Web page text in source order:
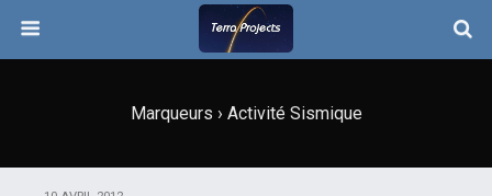
Marqueurs › Activité Sismique